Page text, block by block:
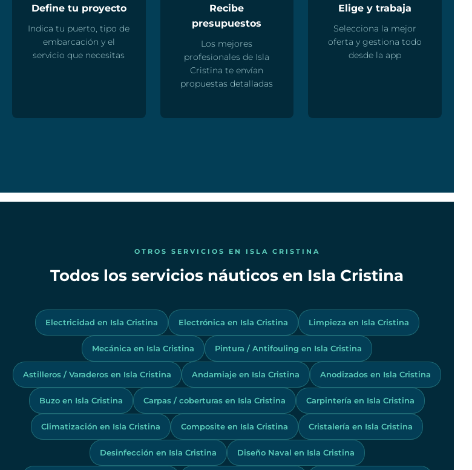
Define tu proyecto
Indica tu puerto, tipo de
embarcación y el
servicio que necesitas
Recibe
presupuestos
Los mejores
profesionales de Isla
Cristina te envían
propuestas detalladas
Elige y trabaja
Selecciona la mejor
oferta y gestiona todo
desde la app
OTROS SERVICIOS EN ISLA CRISTINA
Todos los servicios náuticos en Isla Cristina
Electricidad en Isla Cristina Electrónica en Isla Cristina Limpieza en Isla Cristina
Mecánica en Isla Cristina Pintura / Antifouling en Isla Cristina
Astilleros / Varaderos en Isla Cristina Andamiaje en Isla Cristina Anodizados en Isla Cristina
Buzo en Isla Cristina Carpas / coberturas en Isla Cristina Carpintería en Isla Cristina
Climatización en Isla Cristina Composite en Isla Cristina Cristalería en Isla Cristina
Desinfección en Isla Cristina Diseño Naval en Isla Cristina